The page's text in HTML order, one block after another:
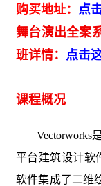
购买地址： 点
舞台演出全案
班详情： 点击
课程概况
Vectorworks
平台建筑设计软
软件集成了二维